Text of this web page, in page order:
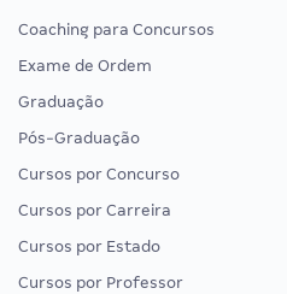
Coaching para Concursos
Exame de Ordem
Graduação
Pós-Graduação
Cursos por Concurso
Cursos por Carreira
Cursos por Estado
Cursos por Professor